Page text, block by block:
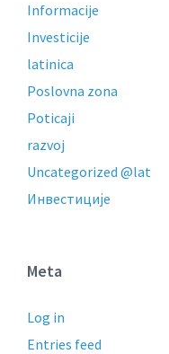
Informacije
Investicije
latinica
Poslovna zona
Poticaji
razvoj
Uncategorized @lat
Инвестиције
Meta
Log in
Entries feed